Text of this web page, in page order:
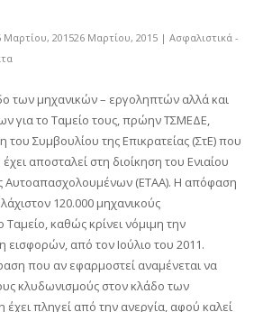
Μαρτίου, 201526 Μαρτίου, 2015 | Ασφαλιστικά -
των μηχανικών – εργοληπτών αλλά και
για το Ταμείο τους, πρώην ΤΣΜΕΔΕ,
του Συμβουλίου της Επικρατείας (ΣτΕ) που
αποσταλεί στη διοίκηση του Ενιαίου
Αυτοαπασχολουμένων (ΕΤΑΑ). Η απόφαση
120.000 μηχανικούς
καθώς κρίνει νόμιμη την
εισφορών, από τον Ιούλιο του 2011.
που αν εφαρμοστεί αναμένεται να
κλυδωνισμούς στον κλάδο των
πληγεί από την ανεργία, αφού καλεί